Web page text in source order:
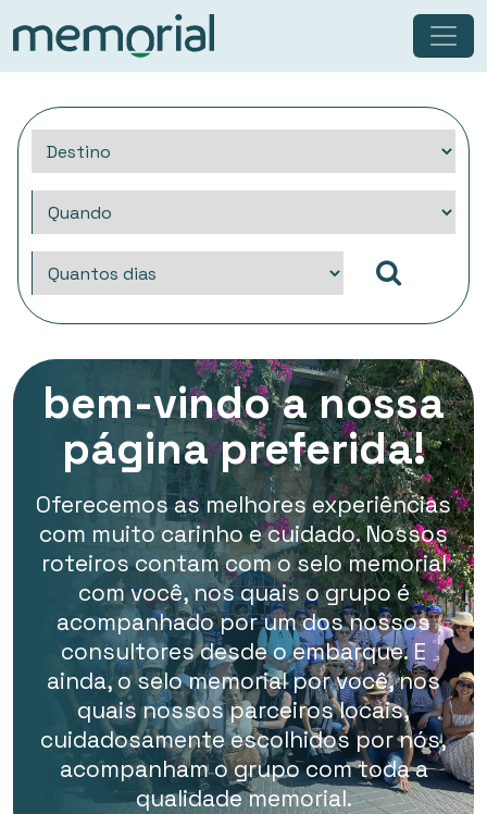
bem-vindo a nossa
página preferida!
Oferecemos as melhores experiências
com muito carinho e cuidado. Nossos
roteiros contam com o selo memorial
com você, nos quais o grupo é
acompanhado por um dos nossos
consultores desde o embarque. E
ainda, o selo memorial por você, nos
quais nossos parceiros locais,
cuidadosamente escolhidos por nós,
acompanham o grupo com toda a
qualidade memorial.